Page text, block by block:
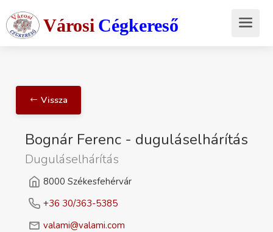
Városi Cégkereső
Vissza
Bognár Ferenc - duguláselhárítás
Duguláselhárítás
8000 Székesfehérvár
+36 30/363-5385
valami@valami.com